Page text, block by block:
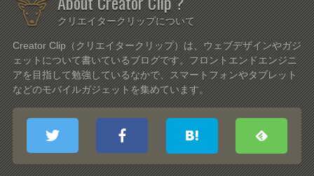
クリエイタークリップについて
Creator Clip（クリエイタークリップ）は、ウェブデザインやガジ
ェットについて書いているブログです。フロントエンドエンジニ
アを目指して勉強しているなかで、スマートフォンやタブレット
などのモバイルガジェットを集めています。